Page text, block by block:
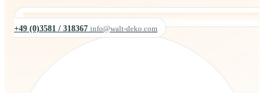
+49 (0)3581 / 318367 info@walt-deko.com